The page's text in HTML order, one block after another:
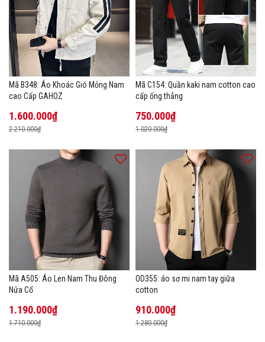
Mã B348: Áo Khoác Gió Mỏng Nam
cao Cấp GAHOZ
1.600.000₫
2.210.000₫
Mã C154: Quần kaki nam cotton cao
cấp ống thẳng
750.000₫
1.020.000₫
Mã A505: Áo Len Nam Thu Đông
Nửa Cổ
1.190.000₫
1.710.000₫
OD355: áo sơ mi nam tay giữa
cotton
910.000₫
1.280.000₫